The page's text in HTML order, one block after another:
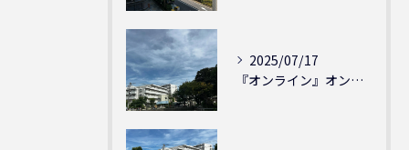
2025/07/17
『オンライン』オンラインの会員様大募集中！シェリー・アーツ音...